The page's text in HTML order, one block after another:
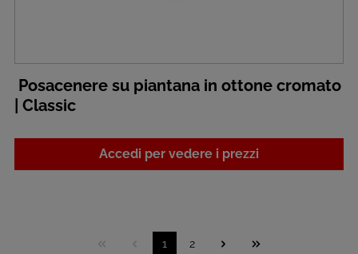
Posacenere su piantana in ottone cromato
| Classic
Accedi per vedere i prezzi
1 2